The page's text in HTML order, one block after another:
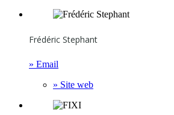
Frédéric Stephant
» Email
» Site web